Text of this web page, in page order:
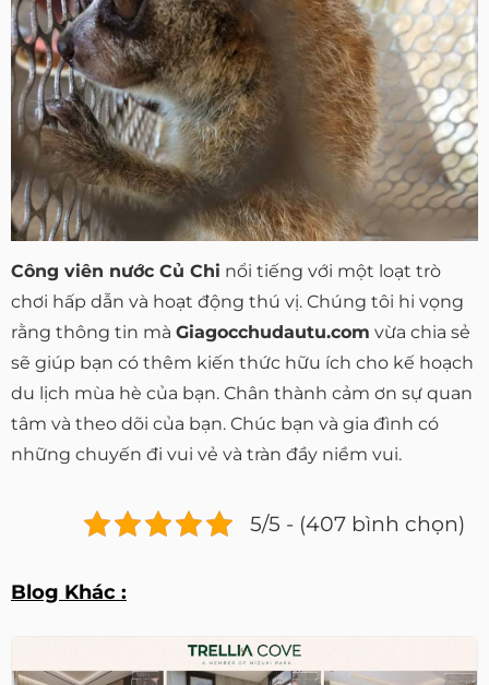
Công viên nước Củ Chi nổi tiếng với một loạt trò
chơi hấp dẫn và hoạt động thú vị. Chúng tôi hi vọng
rằng thông tin mà Giagocchudautu.com vừa chia sẻ
sẽ giúp bạn có thêm kiến thức hữu ích cho kế hoạch
du lịch mùa hè của bạn. Chân thành cảm ơn sự quan
tâm và theo dõi của bạn. Chúc bạn và gia đình có
những chuyến đi vui vẻ và tràn đầy niềm vui.
5/5 - (407 bình chọn)
Blog Khác :